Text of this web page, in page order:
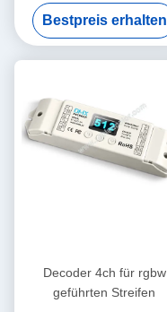
Bestpreis erhalten
Decoder 4ch für rgbw
geführten Streifen